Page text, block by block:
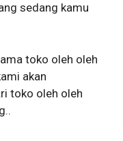
sedang kamu
toko oleh oleh
akan
toko oleh oleh